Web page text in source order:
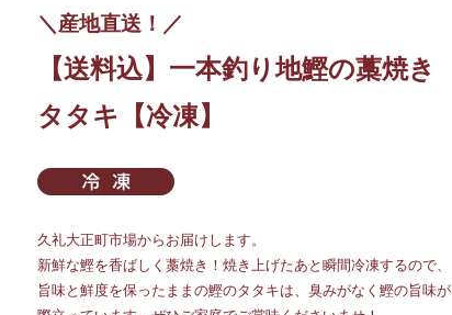
＼産地直送！／
【送料込】一本釣り地鰹の藁焼き
タタキ【冷凍】
久礼大正町市場からお届けします。
新鮮な鰹を香ばしく藁焼き！焼き上げたあと瞬間冷凍するので、
旨味と鮮度を保ったままの鰹のタタキは、臭みがなく鰹の旨味が